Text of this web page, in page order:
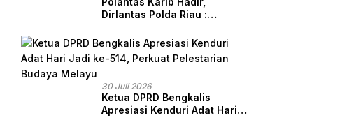
Dirlantas Polda Riau :
Riau Dalam Berikan
Pelayanan, Perlindungan,
dan Edukasi Kepada
30 Juli 2026
Ketua DPRD Bengkalis
Apresiasi Kenduri Adat Hari